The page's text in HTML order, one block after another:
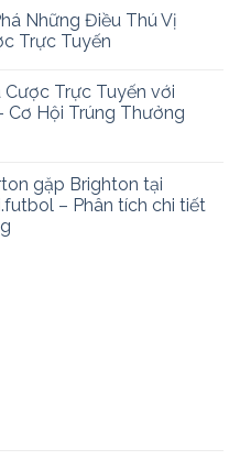
Những Điều Thú Vị
Trực Tuyến
Cược Trực Tuyến với
Hội Trúng Thưởng
gặp Brighton tại
– Phân tích chi tiết